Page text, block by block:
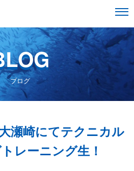
ブログ
瀬崎にてテクニカル
レーニング生！